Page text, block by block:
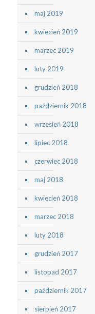
maj 2019
kwiecień 2019
marzec 2019
luty 2019
grudzień 2018
październik 2018
wrzesień 2018
lipiec 2018
czerwiec 2018
maj 2018
kwiecień 2018
marzec 2018
luty 2018
grudzień 2017
listopad 2017
październik 2017
sierpień 2017